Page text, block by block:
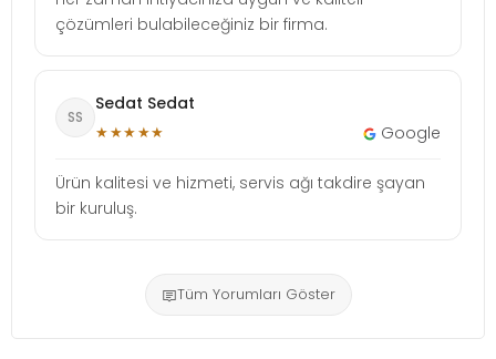
çözümleri bulabileceğiniz bir firma.
SS
Sedat Sedat
★★★★★ Google
Ürün kalitesi ve hizmeti, servis ağı takdire şayan
bir kuruluş.
Tüm Yorumları Göster